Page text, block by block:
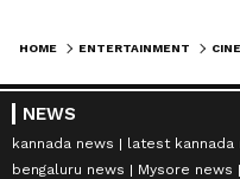
HOME ENTERTAINMENT
NEWS
kannada news latest kannada
bengaluru news
Mysore news